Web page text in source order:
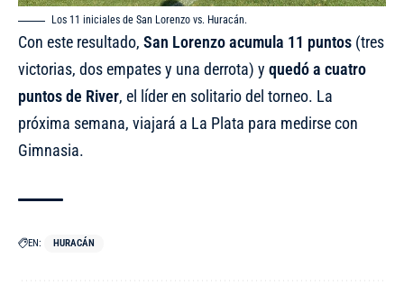
Los 11 iniciales de San Lorenzo vs. Huracán.
Con este resultado, San Lorenzo acumula 11 puntos (tres
victorias, dos empates y una derrota) y quedó a cuatro
puntos de River, el líder en solitario del torneo. La
próxima semana, viajará a La Plata para medirse con
Gimnasia.
EN: HURACÁN